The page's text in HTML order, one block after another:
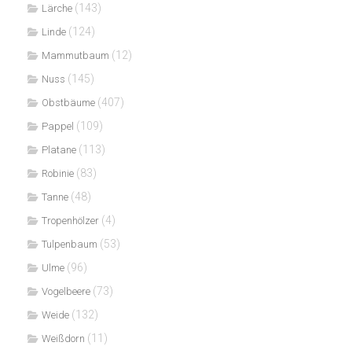
Lärche (143)
Linde (124)
Mammutbaum (12)
Nuss (145)
Obstbäume (407)
Pappel (109)
Platane (113)
Robinie (83)
Tanne (48)
Tropenhölzer (4)
Tulpenbaum (53)
Ulme (96)
Vogelbeere (73)
Weide (132)
Weißdorn (11)